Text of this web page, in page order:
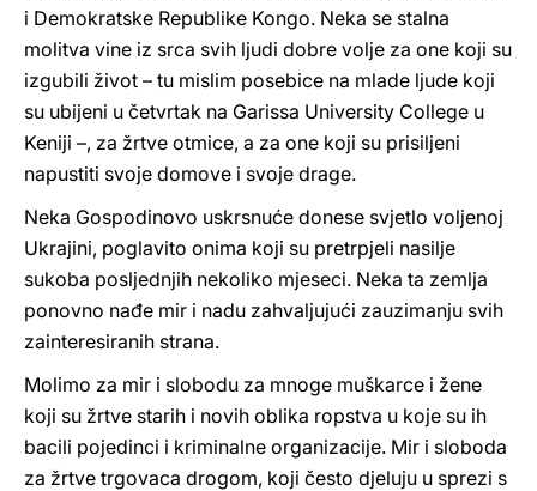
i Demokratske Republike Kongo. Neka se stalna
molitva vine iz srca svih ljudi dobre volje za one koji su
izgubili život – tu mislim posebice na mlade ljude koji
su ubijeni u četvrtak na Garissa University College u
Keniji –, za žrtve otmice, a za one koji su prisiljeni
napustiti svoje domove i svoje drage.
Neka Gospodinovo uskrsnuće donese svjetlo voljenoj
Ukrajini, poglavito onima koji su pretrpjeli nasilje
sukoba posljednjih nekoliko mjeseci. Neka ta zemlja
ponovno nađe mir i nadu zahvaljujući zauzimanju svih
zainteresiranih strana.
Molimo za mir i slobodu za mnoge muškarce i žene
koji su žrtve starih i novih oblika ropstva u koje su ih
bacili pojedinci i kriminalne organizacije. Mir i sloboda
za žrtve trgovaca drogom, koji često djeluju u sprezi s